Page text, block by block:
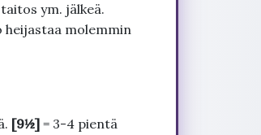
ym. jälkeä.
heijastaa molemmin
[9½]= 3-4 pientä